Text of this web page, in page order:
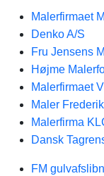
Malerfirmaet
Denko A/S
Fru Jensens
Højme
Malerfirmaet
Maler
Malerfirma
Dansk
FM